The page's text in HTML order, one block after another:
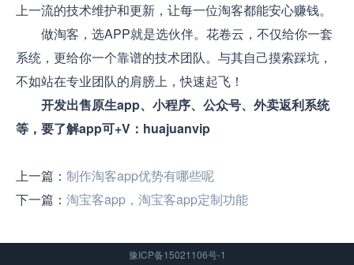
上一流的技术维护和更新，让每一位淘客都能安心赚钱。
做淘客，选APP就是选伙伴。花卷云，不仅给你一套
系统，更给你一个靠谱的技术团队。与其自己摸索踩坑，
不如站在专业团队的肩膀上，快速起飞！
开发出售原生app、小程序、公众号、外卖返利系统
等，要了解app可+V：huajuanvip
上一篇： 制作淘客app优势有哪些呢
下一篇： 淘宝客app，淘宝客app定制功能
豫ICP备15021106号-1